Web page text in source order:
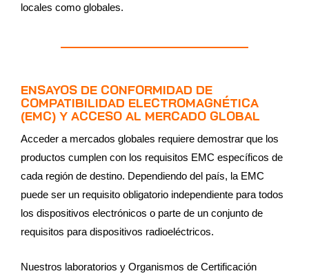
locales como globales.
ENSAYOS DE CONFORMIDAD DE
COMPATIBILIDAD ELECTROMAGNÉTICA
(EMC) Y ACCESO AL MERCADO GLOBAL
Acceder a mercados globales requiere demostrar que los
productos cumplen con los requisitos EMC específicos de
cada región de destino. Dependiendo del país, la EMC
puede ser un requisito obligatorio independiente para todos
los dispositivos electrónicos o parte de un conjunto de
requisitos para dispositivos radioeléctricos.
Nuestros laboratorios y Organismos de Certificación